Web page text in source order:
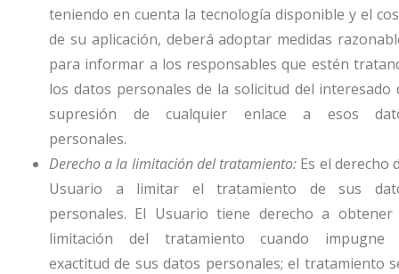
teniendo en cuenta la tecnología disponible y el
de su aplicación, deberá adoptar medidas
para informar a los responsables que estén
los datos personales de la solicitud del interesado
supresión de cualquier enlace a esos
personales.
Derecho a la limitación del tratamiento: Es el derecho
Usuario a limitar el tratamiento de sus
personales. El Usuario tiene derecho a obtener
limitación del tratamiento cuando impugne
exactitud de sus datos personales; el tratamiento